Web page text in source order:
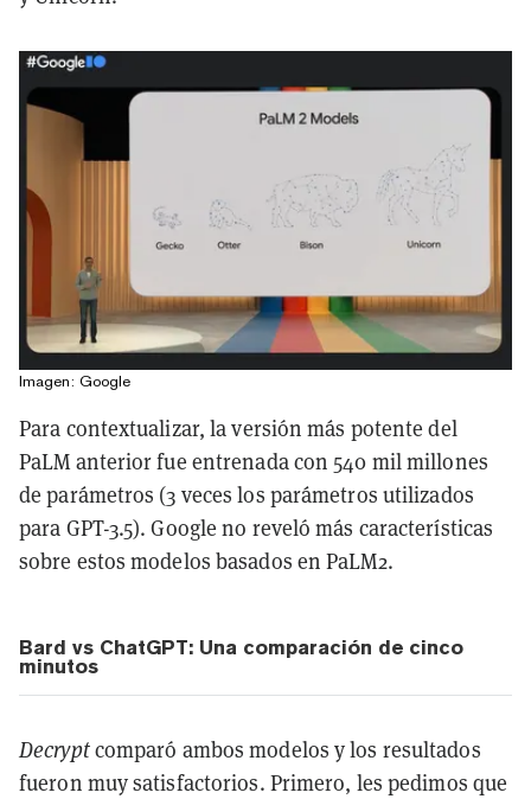
Imagen: Google
Para contextualizar, la versión más potente del
PaLM anterior fue entrenada con 540 mil millones
de parámetros (3 veces los parámetros utilizados
para GPT-3.5). Google no reveló más características
sobre estos modelos basados en PaLM2.
Bard vs ChatGPT: Una comparación de cinco
minutos
Decryptcomparó ambos modelos y los resultados
fueron muy satisfactorios. Primero, les pedimos que